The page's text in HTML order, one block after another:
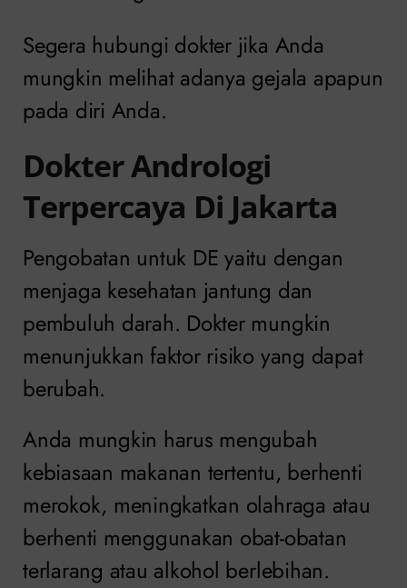
Segera hubungi dokter jika Anda
mungkin melihat adanya gejala apapun
pada diri Anda.
Dokter Andrologi
Terpercaya Di Jakarta
Pengobatan untuk DE yaitu dengan
menjaga kesehatan jantung dan
pembuluh darah. Dokter mungkin
menunjukkan faktor risiko yang dapat
berubah.
Anda mungkin harus mengubah
kebiasaan makanan tertentu, berhenti
merokok, meningkatkan olahraga atau
berhenti menggunakan obat-obatan
terlarang atau alkohol berlebihan.